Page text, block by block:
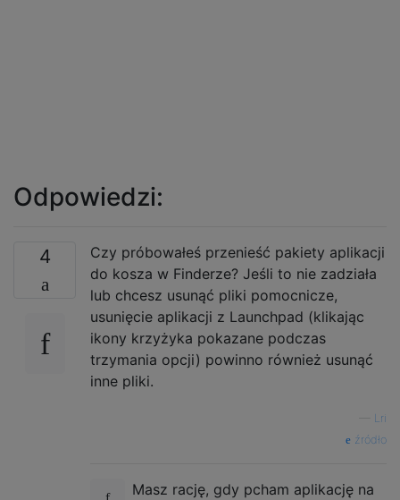
Odpowiedzi:
4
Czy próbowałeś przenieść pakiety aplikacji
do kosza w Finderze? Jeśli to nie zadziała
lub chcesz usunąć pliki pomocnicze,
usunięcie aplikacji z Launchpad (klikając
ikony krzyżyka pokazane podczas
trzymania opcji) powinno również usunąć
inne pliki.
Lri
źródło
Masz rację, gdy pcham aplikację na